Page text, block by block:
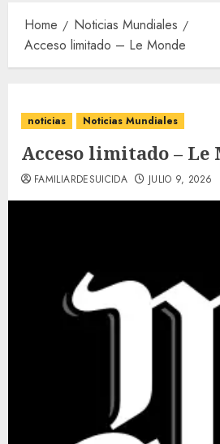
Home
Noticias Mundiales
Acceso limitado – Le Monde
noticias Noticias Mundiales
Acceso limitado – Le
FAMILIARDESUICIDA JULIO 9, 2026